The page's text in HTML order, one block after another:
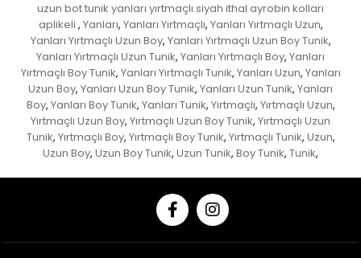
uzun bot tunik yanları yırtmaçlı siyah ithal ayrobin kolları
aplikeli , Yanları, Yanları Yırtmaçlı, Yanları Yırtmaçlı Uzun,
Yanları Yırtmaçlı Uzun Boy, Yanları Yırtmaçlı Uzun Boy Tunik,
Yanları Yırtmaçlı Uzun Tunik, Yanları Yırtmaçlı Boy, Yanları
Yırtmaçlı Boy Tunik, Yanları Yırtmaçlı Tunik, Yanları Uzun, Yanları
Uzun Boy, Yanları Uzun Boy Tunik, Yanları Uzun Tunik, Yanları
Boy, Yanları Boy Tunik, Yanları Tunik, Yırtmaçlı, Yırtmaçlı Uzun,
Yırtmaçlı Uzun Boy, Yırtmaçlı Uzun Boy Tunik, Yırtmaçlı Uzun
Tunik, Yırtmaçlı Boy, Yırtmaçlı Boy Tunik, Yırtmaçlı Tunik, Uzun,
Uzun Boy, Uzun Boy Tunik, Uzun Tunik, Boy Tunik, Tunik,